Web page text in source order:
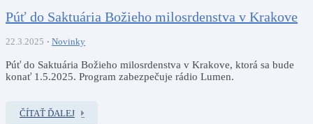
Púť do Saktuária Božieho milosrdenstva v Krakove
22.3.2025 Novinky
Púť do Saktuária Božieho milosrdenstva v Krakove, ktorá sa bude
konať 1.5.2025. Program zabezpečuje rádio Lumen.
ČÍTAŤ ĎALEJ